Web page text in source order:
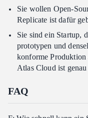
Sie wollen Open-
Replicate ist dafür
Sie sind ein Startup,
prototypen und
konforme
Atlas Cloud ist
FAQ